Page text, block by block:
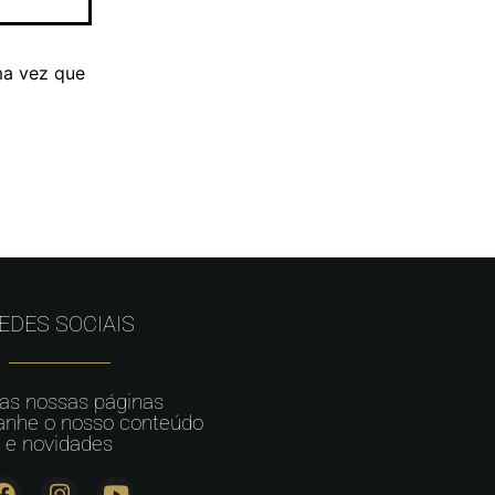
vez que
SOCIAIS
nossas páginas
o nosso conteúdo
e novidades